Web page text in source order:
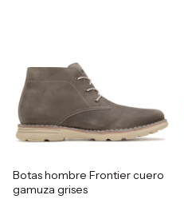
Botas hombre Frontier cuero
gamuza grises